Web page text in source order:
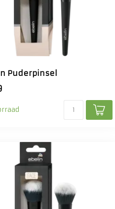
Puderpinsel